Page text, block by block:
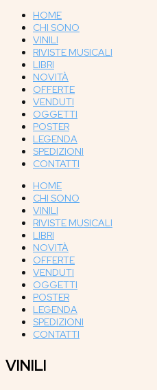
HOME
CHI SONO
VINILI
RIVISTE MUSICALI
LIBRI
NOVITÀ
OFFERTE
VENDUTI
OGGETTI
POSTER
LEGENDA
SPEDIZIONI
CONTATTI
HOME
CHI SONO
VINILI
RIVISTE MUSICALI
LIBRI
NOVITÀ
OFFERTE
VENDUTI
OGGETTI
POSTER
LEGENDA
SPEDIZIONI
CONTATTI
VINILI